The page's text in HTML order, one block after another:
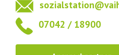
07042 / 18900